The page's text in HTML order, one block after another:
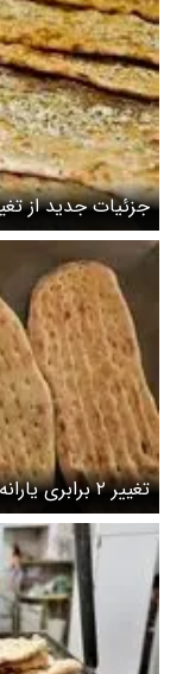
جزئیات جدید از
تغییر ۲
است گران شود؟